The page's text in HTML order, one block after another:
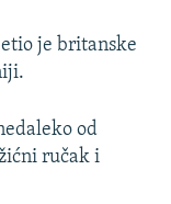
je britanske
od
ručak i